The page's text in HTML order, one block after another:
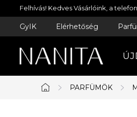
Ugrás
a
Felhívás! Kedves Vásárlóink, a
GyIK Elérhetőség
Kezdőlap
PARFÜMÖK